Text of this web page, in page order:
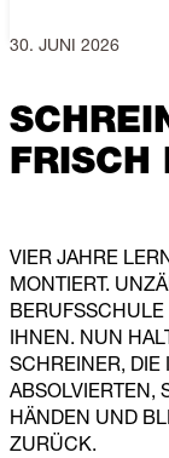
30. JUNI 2026
FRISCH
VIER JAHRE
MONTIERT.
IHNEN. NUN
SCHREINER, DIE
ABSOLVIERTEN,
HÄNDEN UND
ZURÜCK.